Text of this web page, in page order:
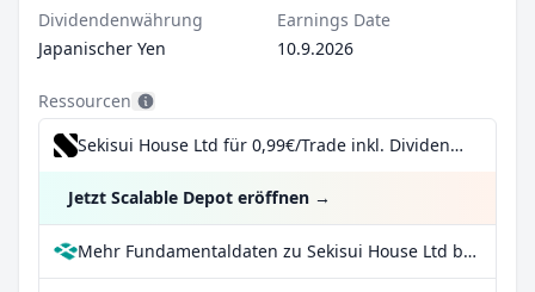
Dividendenwährung
Japanischer Yen
Earnings Date
10.9.2026
Ressourcen
Sekisui House Ltd für 0,99€/Trade inkl. Dividend Reinvestment Plan
Jetzt Scalable Depot eröffnen →
Mehr Fundamentaldaten zu Sekisui House Ltd bei Parqet